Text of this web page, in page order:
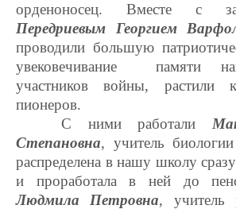
орденоносец. Вместе с
Передриевым Георгием
проводили большую
увековечивание памяти
участников войны, растили
пионеров.
С ними работали
Степановна, учитель
распределена в нашу школу
и проработала в ней до
Людмила Петровна, учитель